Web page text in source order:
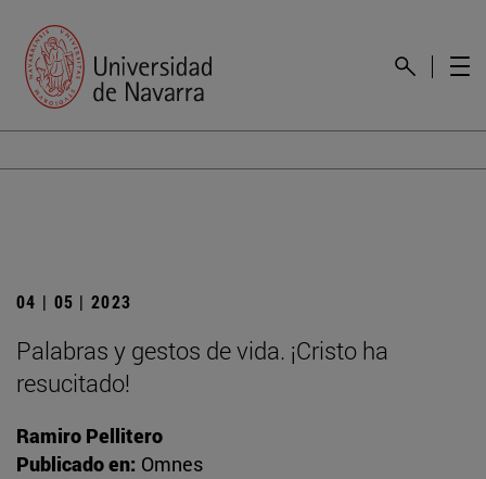
04 | 05 | 2023
Palabras y gestos de vida. ¡Cristo ha
resucitado!
Ramiro Pellitero
Publicado en: Omnes